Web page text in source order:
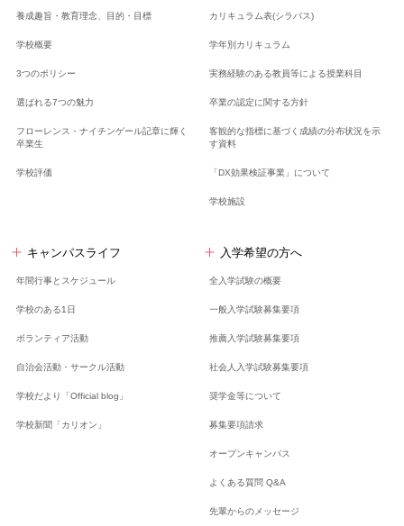
養成趣旨・教育理念、 目的・目標
学校概要
3つのポリシー
選ばれる7つの魅力
フローレンス・ナイチンゲール記章に輝く
卒業生
学校評価
カリキュラム表(シラバス)
学年別カリキュラム
実務経験のある教員等による授業科目
卒業の認定に関する方針
客観的な指標に基づく成績の分布状況を示
す資料
「DX効果検証事業」について
学校施設
キャンパスライフ
年間行事とスケジュール
学校のある1日
ボランティア活動
自治会活動・サークル活動
学校だより「Official blog」
学校新聞「カリオン」
入学希望の方へ
全入学試験の概要
一般入学試験募集要項
推薦入学試験募集要項
社会人入学試験募集要項
奨学金等について
募集要項請求
オープンキャンパス
よくある質問 Q&A
先輩からのメッセージ